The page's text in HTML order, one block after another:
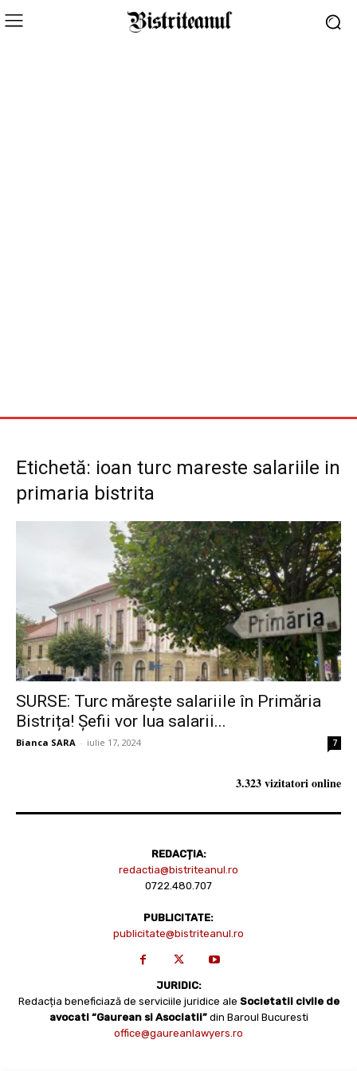
Etichetă: ioan turc mareste salariile in
primaria bistrita
SURSE: Turc mărește salariile în Primăria
Bistrița! Șefii vor lua salarii...
Bianca SARA - iulie 17, 2024 7
3.323 vizitatori online
REDACȚIA:
redactia@bistriteanul.ro
0722.480.707
PUBLICITATE:
publicitate@bistriteanul.ro
JURIDIC:
Redacția beneficiază de serviciile juridice ale Societatii civile de
avocati “Gaurean si Asociatii” din Baroul Bucuresti
office@gaureanlawyers.ro